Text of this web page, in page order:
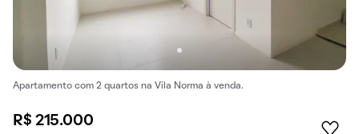
Apartamento com 2 quartos na Vila Norma à venda.
R$ 215.000